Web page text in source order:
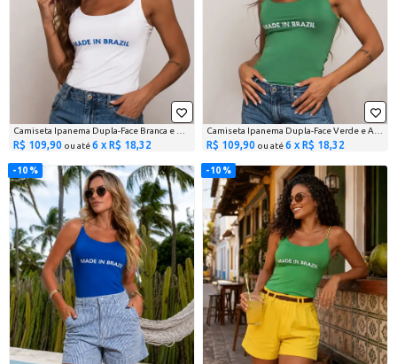
R$ 109,90 ou até6 x R$ 18,32 R$ 109,90 ou até6 x R$ 18,32
10 % 10 %